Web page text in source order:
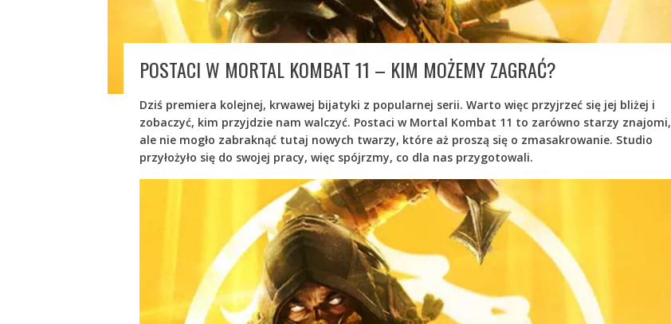
POSTACI W MORTAL KOMBAT 11 – KIM MOŻEMY ZAGRAĆ?
Dziś premiera kolejnej, krwawej bijatyki z popularnej serii. Warto więc przyjrzeć się jej bliżej i
zobaczyć, kim przyjdzie nam walczyć. Postaci w Mortal Kombat 11 to zarówno starzy znajomi,
ale nie mogło zabraknąć tutaj nowych twarzy, które aż proszą się o zmasakrowanie. Studio
przyłożyło się do swojej pracy, więc spójrzmy, co dla nas przygotowali.